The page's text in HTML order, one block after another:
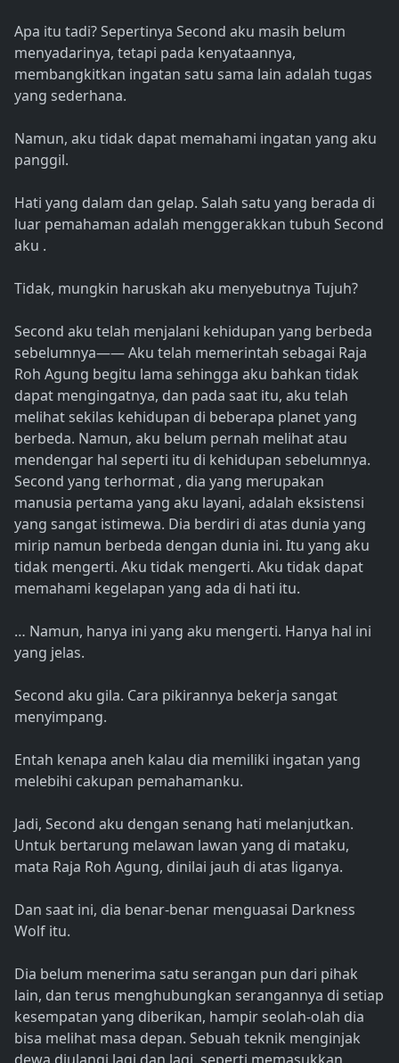
Apa itu tadi? Sepertinya Second aku masih belum
menyadarinya, tetapi pada kenyataannya,
membangkitkan ingatan satu sama lain adalah tugas
yang sederhana.
Namun, aku tidak dapat memahami ingatan yang aku
panggil.
Hati yang dalam dan gelap. Salah satu yang berada di
luar pemahaman adalah menggerakkan tubuh Second
aku .
Tidak, mungkin haruskah aku menyebutnya Tujuh?
Second aku telah menjalani kehidupan yang berbeda
sebelumnya―― Aku telah memerintah sebagai Raja
Roh Agung begitu lama sehingga aku bahkan tidak
dapat mengingatnya, dan pada saat itu, aku telah
melihat sekilas kehidupan di beberapa planet yang
berbeda. Namun, aku belum pernah melihat atau
mendengar hal seperti itu di kehidupan sebelumnya.
Second yang terhormat , dia yang merupakan
manusia pertama yang aku layani, adalah eksistensi
yang sangat istimewa. Dia berdiri di atas dunia yang
mirip namun berbeda dengan dunia ini. Itu yang aku
tidak mengerti. Aku tidak mengerti. Aku tidak dapat
memahami kegelapan yang ada di hati itu.
… Namun, hanya ini yang aku mengerti. Hanya hal ini
yang jelas.
Second aku gila. Cara pikirannya bekerja sangat
menyimpang.
Entah kenapa aneh kalau dia memiliki ingatan yang
melebihi cakupan pemahamanku.
Jadi, Second aku dengan senang hati melanjutkan.
Untuk bertarung melawan lawan yang di mataku,
mata Raja Roh Agung, dinilai jauh di atas liganya.
Dan saat ini, dia benar-benar menguasai Darkness
Wolf itu.
Dia belum menerima satu serangan pun dari pihak
lain, dan terus menghubungkan serangannya di setiap
kesempatan yang diberikan, hampir seolah-olah dia
bisa melihat masa depan. Sebuah teknik menginjak